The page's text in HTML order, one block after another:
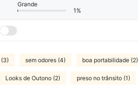
Grande
1%
sem odores (4) boa portabilidade (2)
Looks de Outono (2) preso no trânsito (1)